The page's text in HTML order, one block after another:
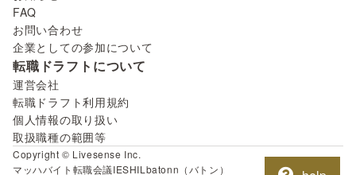
FAQ
お問い合わせ
企業としての参加について
転職ドラフトについて
運営会社
転職ドラフト利用規約
個人情報の取り扱い
取扱職種の範囲等
Copyright © Livesense Inc.
マッハバイト 転職会議IESHIL batonn（バトン）